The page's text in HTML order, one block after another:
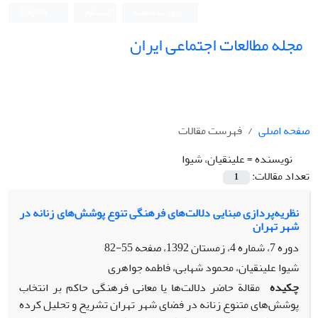
مجله مطالعات اجتماعی ایران
صفحه اصلی
فهرست مقالات
نویسنده =علینقیان، شیوا
تعداد مقالات:
1
نظریه‌پردازی مبنایی دلالت‌های فرهنگی تنوع پوشش‌های زنانه در
شهر تهران
دوره 7، شماره 4، زمستان 1392، صفحه
55-82
شیوا علینقیان، محمود شهابی، فاطمه جواهری
چکیده مقالة حاضر دلالت‌ها یا معانی فرهنگی حاکم بر انتخاب
پوشش‌های متنوع زنانه در فضای شهر تهران تشریح و تحلیل کرده